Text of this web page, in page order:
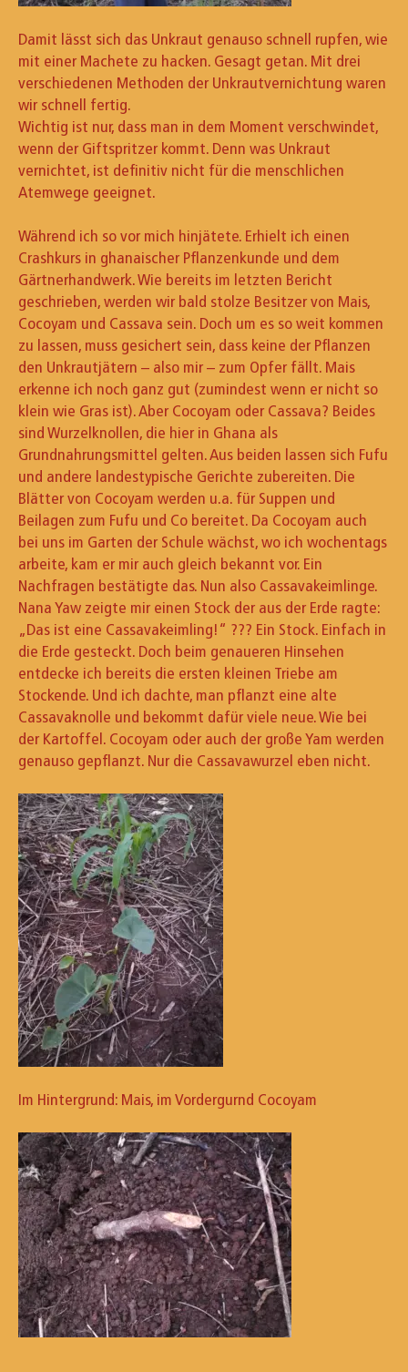
Damit lässt sich das Unkraut genauso schnell rupfen, wie
mit einer Machete zu hacken. Gesagt getan. Mit drei
verschiedenen Methoden der Unkrautvernichtung waren
wir schnell fertig.
Wichtig ist nur, dass man in dem Moment verschwindet,
wenn der Giftspritzer kommt. Denn was Unkraut
vernichtet, ist definitiv nicht für die menschlichen
Atemwege geeignet.
Während ich so vor mich hinjätete. Erhielt ich einen
Crashkurs in ghanaischer Pflanzenkunde und dem
Gärtnerhandwerk. Wie bereits im letzten Bericht
geschrieben, werden wir bald stolze Besitzer von Mais,
Cocoyam und Cassava sein. Doch um es so weit kommen
zu lassen, muss gesichert sein, dass keine der Pflanzen
den Unkrautjätern – also mir – zum Opfer fällt. Mais
erkenne ich noch ganz gut (zumindest wenn er nicht so
klein wie Gras ist). Aber Cocoyam oder Cassava? Beides
sind Wurzelknollen, die hier in Ghana als
Grundnahrungsmittel gelten. Aus beiden lassen sich Fufu
und andere landestypische Gerichte zubereiten. Die
Blätter von Cocoyam werden u.a. für Suppen und
Beilagen zum Fufu und Co bereitet. Da Cocoyam auch
bei uns im Garten der Schule wächst, wo ich wochentags
arbeite, kam er mir auch gleich bekannt vor. Ein
Nachfragen bestätigte das. Nun also Cassavakeimlinge.
Nana Yaw zeigte mir einen Stock der aus der Erde ragte:
„Das ist eine Cassavakeimling!“ ??? Ein Stock. Einfach in
die Erde gesteckt. Doch beim genaueren Hinsehen
entdecke ich bereits die ersten kleinen Triebe am
Stockende. Und ich dachte, man pflanzt eine alte
Cassavaknolle und bekommt dafür viele neue. Wie bei
der Kartoffel. Cocoyam oder auch der große Yam werden
genauso gepflanzt. Nur die Cassavawurzel eben nicht.
Im Hintergrund: Mais, im Vordergurnd Cocoyam